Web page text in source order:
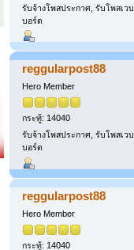
รับจ้างโพสประกาศ, รับโพสเวบ
บอร์ด
reggularpost88
Hero Member
กระทู้: 14040
รับจ้างโพสประกาศ, รับโพสเวบ
บอร์ด
reggularpost88
Hero Member
กระทู้: 14040